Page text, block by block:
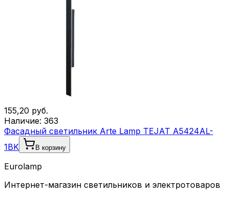
155,20 руб.
Наличие: 363
Фасадный светильник Arte Lamp TEJAT A5424AL-
1BK
В корзину
Eurolamp
Интернет-магазин светильников и электротоваров